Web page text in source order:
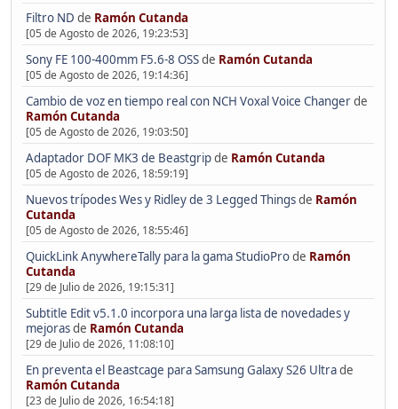
Filtro ND de Ramón Cutanda
[05 de Agosto de 2026, 19:23:53]
Sony FE 100-400mm F5.6-8 OSSde Ramón Cutanda
[05 de Agosto de 2026, 19:14:36]
Cambio de voz en tiempo real con NCH Voxal Voice Changerde
Ramón Cutanda
[05 de Agosto de 2026, 19:03:50]
Adaptador DOF MK3 de Beastgripde Ramón Cutanda
[05 de Agosto de 2026, 18:59:19]
Nuevos trípodes Wes y Ridley de 3 Legged Thingsde Ramón
Cutanda
[05 de Agosto de 2026, 18:55:46]
QuickLink AnywhereTally para la gama StudioProde Ramón
Cutanda
[29 de Julio de 2026, 19:15:31]
Subtitle Edit v5.1.0 incorpora una larga lista de novedades y
mejorasde Ramón Cutanda
[29 de Julio de 2026, 11:08:10]
En preventa el Beastcage para Samsung Galaxy S26 Ultrade
Ramón Cutanda
[23 de Julio de 2026, 16:54:18]